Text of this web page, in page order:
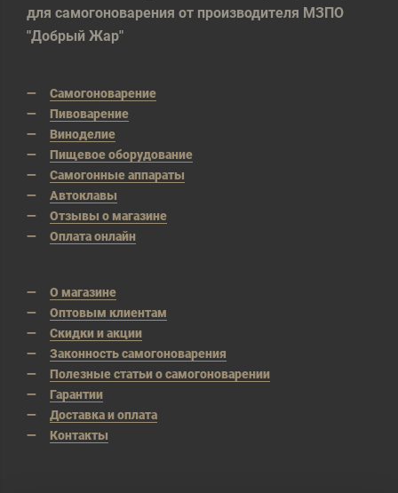
для самогоноварения от производителя МЗПО
"Добрый Жар"
Самогоноварение
Пивоварение
Виноделие
Пищевое оборудование
Самогонные аппараты
Автоклавы
Отзывы о магазине
Оплата онлайн
О магазине
Оптовым клиентам
Скидки и акции
Законность самогоноварения
Полезные статьи о самогоноварении
Гарантии
Доставка и оплата
Контакты